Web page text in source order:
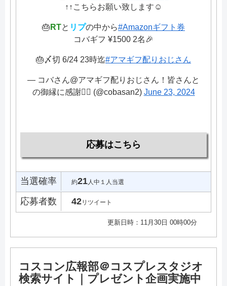
↑↑こちらお願い致します☺️
🎂 RTと リプの中から#Amazonギフト券
コバギフ ¥1500 2名🎉
🎂〆切 6/24 23時迄#アマギフ配りおじさん
— コバさん@アマギフ配りおじさん！皆さんと
の御縁に感謝🙇‍♂️ (@cobasan2) June 23, 2024
応募はこちら
当選確率 約21人中１人当選
応募者数 42リツイート
更新日時：11月30日 00時00分
コスコン広報部＠コスプレスタジオ
検索サイト｜プレゼント企画実施中